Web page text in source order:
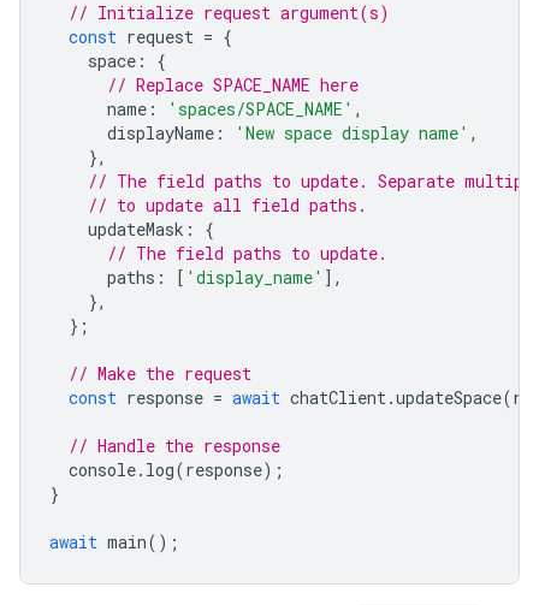
// Initialize request argument(s)
const request = {
space :
{
// Replace SPACE_NAME here
name : 'spaces/SPACE_NAME' ,
displayName : 'New space display name' ,
},
// The field paths to update. Separate
// to update all field paths.
updateMask :
{
// The field paths to update.
paths : [ 'display_name' ],
},
};
// Make the request
const response = await chatClient.updateSpace(
// Handle the response
console. log(response);
}
await main();